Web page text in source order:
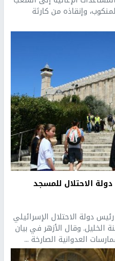
وإنقاذه من كارثة
الاحتلال للمسجد
دولة الاحتلال الإسرائيلي
الخليل. وقال الأزهر في بيان
العدوانية الصارخة ...